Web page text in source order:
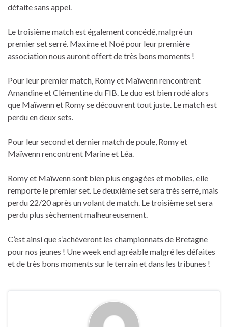
défaite sans appel.
Le troisième match est également concédé, malgré un
premier set serré. Maxime et Noé pour leur première
association nous auront offert de très bons moments !
Pour leur premier match, Romy et Maïwenn rencontrent
Amandine et Clémentine du FIB. Le duo est bien rodé alors
que Maïwenn et Romy se découvrent tout juste. Le match est
perdu en deux sets.
Pour leur second et dernier match de poule, Romy et
Maïwenn rencontrent Marine et Léa.
Romy et Maïwenn sont bien plus engagées et mobiles, elle
remporte le premier set. Le deuxième set sera très serré, mais
perdu 22/20 après un volant de match. Le troisième set sera
perdu plus sèchement malheureusement.
C’est ainsi que s’achèveront les championnats de Bretagne
pour nos jeunes ! Une week end agréable malgré les défaites
et de très bons moments sur le terrain et dans les tribunes !